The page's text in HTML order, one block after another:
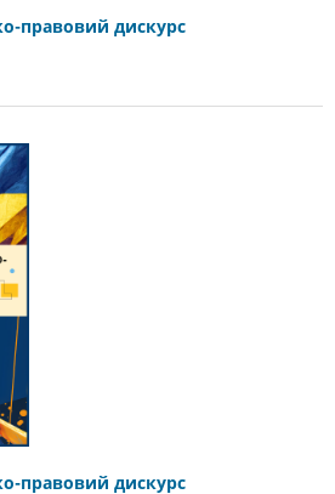
правовий дискурс
правовий дискурс